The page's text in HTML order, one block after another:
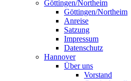
Göttingen/Northeim
Göttingen/Northeim
Anreise
Satzung
Impressum
Datenschutz
Hannover
Über uns
Vorstand